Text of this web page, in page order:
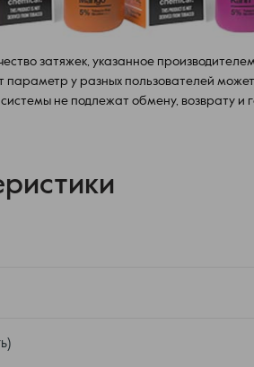
затяжек, указанное
параметр у разных пользователей
не подлежат обмену, возврату и